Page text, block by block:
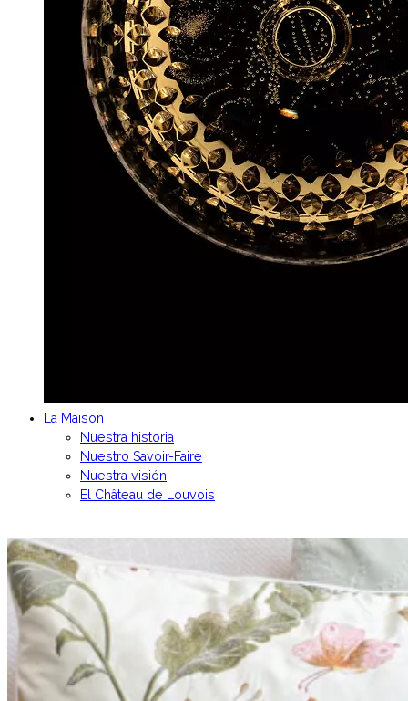
La Maison
Nuestra historia
Nuestro Savoir-Faire
Nuestra visión
El Château de Louvois